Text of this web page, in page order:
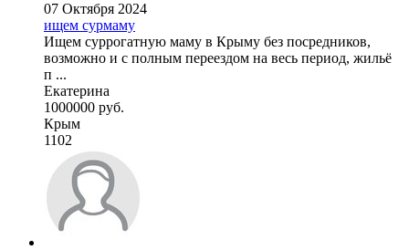
07 Октября 2024
ищем сурмаму
Ищем суррогатную маму в Крыму без посредников,
возможно и с полным переездом на весь период, жильё
п ...
Екатерина
1000000 руб.
Крым
1102